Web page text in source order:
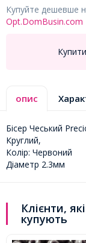
Купуйте дешевше
Opt.DomBusin.com
опис
Бісер Чеський
Круглий,
Колір: Червоний
Діаметр 2.3мм
Клієнти,
купують